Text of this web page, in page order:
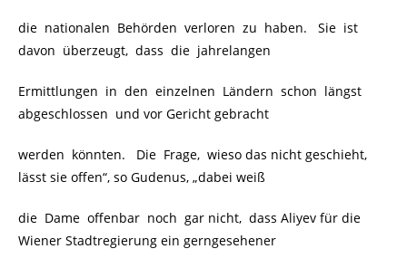
die nationalen Behörden verloren zu haben. Sie ist
davon überzeugt, dass die jahrelangen
Ermittlungen in den einzelnen Ländern schon längst
abgeschlossen und vor Gericht gebracht
werden könnten. Die Frage, wieso das nicht geschieht,
lässt sie offen“, so Gudenus, „dabei weiß
die Dame offenbar noch gar nicht, dass Aliyev für die
Wiener Stadtregierung ein gerngesehener